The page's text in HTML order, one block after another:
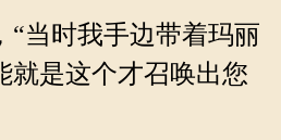
当时我手边带着玛丽
就是这个才召唤出您